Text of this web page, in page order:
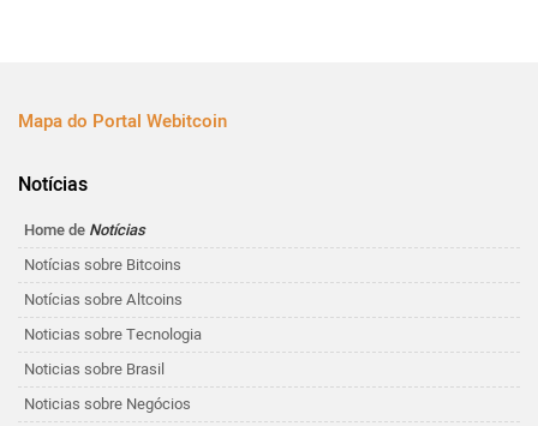
Mapa do Portal Webitcoin
Notícias
Home de Notícias
Notícias sobre Bitcoins
Notícias sobre Altcoins
Noticias sobre Tecnologia
Noticias sobre Brasil
Noticias sobre Negócios